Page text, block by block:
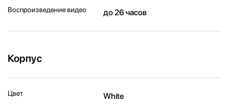
Воспроизведение видео до 26 часов
Корпус
Цвет White